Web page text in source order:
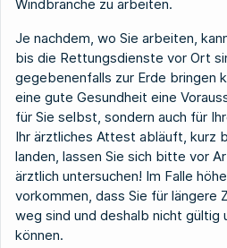
Windbranche zu arbeiten.
Je nachdem, wo Sie arbeiten,
bis die Rettungsdienste vor Ort
gegebenenfalls zur Erde bringen
eine gute Gesundheit eine
für Sie selbst, sondern auch für
Ihr ärztliches Attest abläuft, kurz
landen, lassen Sie sich bitte vor
ärztlich untersuchen! Im Falle
vorkommen, dass Sie für längere
weg sind und deshalb nicht gültig
können.